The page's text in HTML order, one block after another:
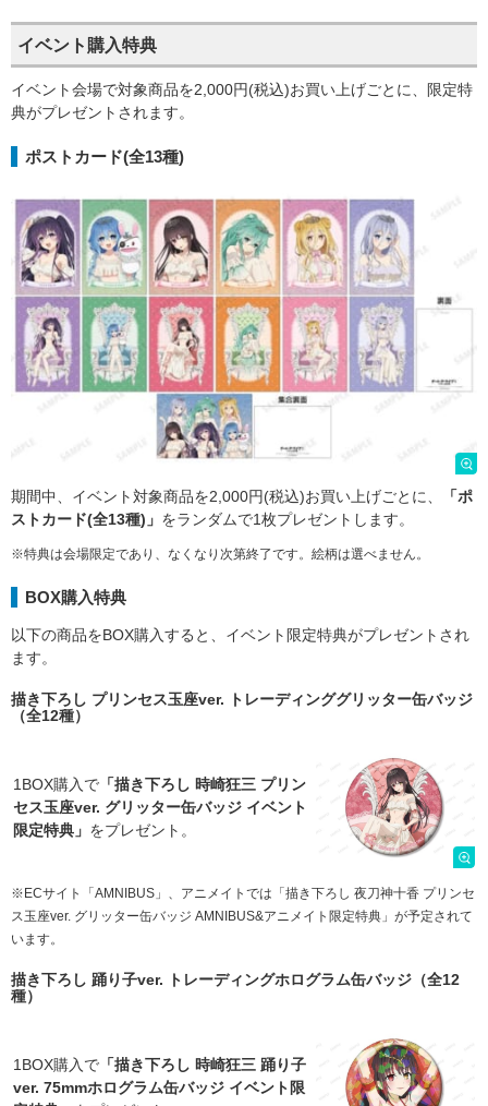
イベント購入特典
イベント会場で対象商品を2,000円(税込)お買い上げごとに、限定特
典がプレゼントされます。
ポストカード(全13種)
期間中、イベント対象商品を2,000円(税込)お買い上げごとに、
「ポ
ストカード(全13種)」 をランダムで1枚プレゼントします。
※特典は会場限定であり、なくなり次第終了です。絵柄は選べません。
BOX購入特典
以下の商品をBOX購入すると、イベント限定特典がプレゼントされ
ます。
描き下ろし プリンセス玉座ver. トレーディンググリッター缶バッジ
（全12種）
1BOX購入で 「描き下ろし 時崎狂三 プリン
セス玉座ver. グリッター缶バッジ イベント
限定特典」 をプレゼント。
※ECサイト「AMNIBUS」、アニメイトでは「描き下ろし 夜刀神十香 プリンセ
ス玉座ver. グリッター缶バッジ AMNIBUS&アニメイト限定特典」が予定されて
います。
描き下ろし 踊り子ver. トレーディングホログラム缶バッジ（全12
種）
1BOX購入で 「描き下ろし 時崎狂三 踊り子
ver. 75mmホログラム缶バッジ イベント限